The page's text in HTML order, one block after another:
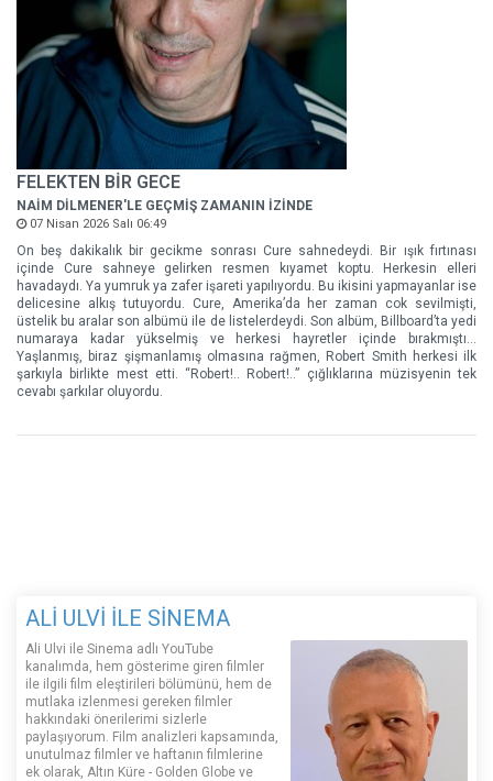
FELEKTEN BİR GECE
NAİM DİLMENER'LE GEÇMİŞ ZAMANIN İZİNDE
07 Nisan 2026 Salı 06:49
On beş dakikalık bir gecikme sonrası Cure sahnedeydi. Bir ışık fırtınası
içinde Cure sahneye gelirken resmen kıyamet koptu. Herkesin elleri
havadaydı. Ya yumruk ya zafer işareti yapılıyordu. Bu ikisini yapmayanlar ise
delicesine alkış tutuyordu. Cure, Amerika’da her zaman cok sevilmişti,
üstelik bu aralar son albümü ile de listelerdeydi. Son albüm, Billboard’ta yedi
numaraya kadar yükselmiş ve herkesi hayretler içinde bırakmıştı…
Yaşlanmış, biraz şişmanlamış olmasına rağmen, Robert Smith herkesi ilk
şarkıyla birlikte mest etti. “Robert!.. Robert!..” çığlıklarına müzisyenin tek
cevabı şarkılar oluyordu.
ALİ ULVİ İLE SİNEMA
Ali Ulvi ile Sinema adlı YouTube
kanalımda, hem gösterime giren filmler
ile ilgili film eleştirileri bölümünü, hem de
mutlaka izlenmesi gereken filmler
hakkındaki önerilerimi sizlerle
paylaşıyorum. Film analizleri kapsamında,
unutulmaz filmler ve haftanın filmlerine
ek olarak, Altın Küre - Golden Globe ve